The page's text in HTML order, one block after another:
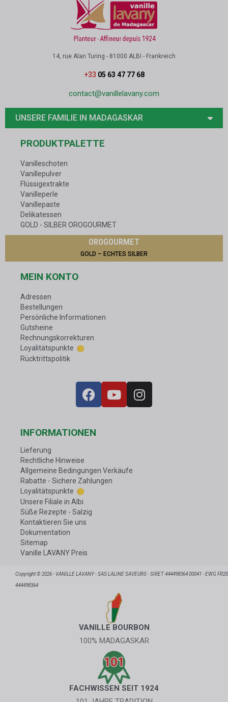
14, rue Alan Turing - 81000 ALBI - Frankreich
+33 05 63 47 77 68
contact@vanillelavany.com
UNSERE FAMILIE IN MADAGASKAR
PRODUKTPALETTE
Vanilleschoten
Vanillepulver
Flüssigextrakte
Vanilleperle
Vanillepaste
Delikatessen
GOLD - SILBER OROGOURMET
OROGOURMET
GOLD – ECHTES SILBER
MEIN KONTO
Adressen
Bestellungen
Persönliche Informationen
Gutsheine
Rechnungskorrekturen
Loyalitätspunkte
Rücktrittspolitik
INFORMATIONEN
Lieferung
Rechtliche Hinweise
Allgemeine Bedingungen Verkäufe
Rabatte - Sichere Zahlungen
Loyalitätspunkte
Unsere Filiale in Albi
Süße Rezepte - Salzig
Kontaktieren Sie uns
Dokumentation
Sitemap
Vanille LAVANY Preis
Copyright © 2026 - VANILLE LAVANY - SAS LALINE SAVEURS - SIRET 444498364 00041 - EWG FR20
444498364
VANILLE BOURBON
100% MADAGASKAR
FACHWISSEN SEIT 1924